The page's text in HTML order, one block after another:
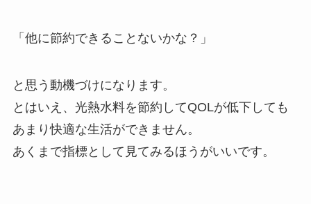
「他に節約できることないかな？」
と思う動機づけになります。
とはいえ、光熱水料を節約してQOLが低下しても
あまり快適な生活ができません。
あくまで指標として見てみるほうがいいです。